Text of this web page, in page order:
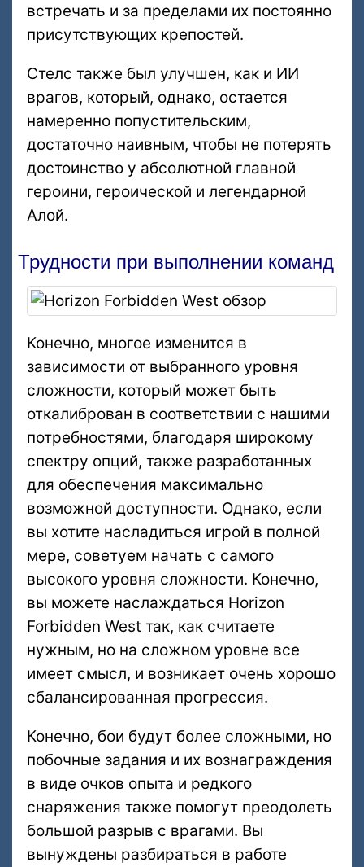
встречать и за пределами их постоянно
присутствующих крепостей.
Стелс также был улучшен, как и ИИ
врагов, который, однако, остается
намеренно попустительским,
достаточно наивным, чтобы не потерять
достоинство у абсолютной главной
героини, героической и легендарной
Алой.
Трудности при выполнении команд
Конечно, многое изменится в
зависимости от выбранного уровня
сложности, который может быть
откалиброван в соответствии с нашими
потребностями, благодаря широкому
спектру опций, также разработанных
для обеспечения максимально
возможной доступности. Однако, если
вы хотите насладиться игрой в полной
мере, советуем начать с самого
высокого уровня сложности. Конечно,
вы можете наслаждаться Horizon
Forbidden West так, как считаете
нужным, но на сложном уровне все
имеет смысл, и возникает очень хорошо
сбалансированная прогрессия.
Конечно, бои будут более сложными, но
побочные задания и их вознаграждения
в виде очков опыта и редкого
снаряжения также помогут преодолеть
большой разрыв с врагами. Вы
вынуждены разбираться в работе